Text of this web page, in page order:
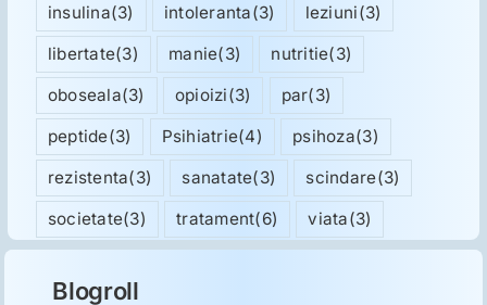
insulina(3) intoleranta(3) leziuni(3)
libertate(3) manie(3) nutritie(3)
oboseala(3) opioizi(3) par(3)
peptide(3) Psihiatrie(4) psihoza(3)
rezistenta(3) sanatate(3) scindare(3)
societate(3) tratament(6) viata(3)
Blogroll